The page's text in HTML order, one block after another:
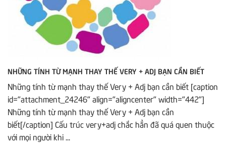
NHỮNG TÍNH TỪ MẠNH THAY THẾ VERY + ADJ BẠN CẦN BIẾT
Những tính từ mạnh thay thế Very + Adj bạn cần biết [caption
id="attachment_24246" align="aligncenter" width="442"]
Những tính từ mạnh thay thế Very + Adj bạn cần
biết[/caption] Cấu trúc very+adj chắc hẳn đã quá quen thuộc
với mọi người khi ...